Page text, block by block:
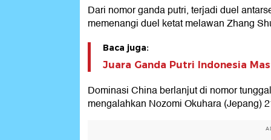
Dari nomor ganda putri, terjadi duel
memenangi duel ketat melawan Zhang
Baca juga:
Juara Ganda Putri Indonesia
Dominasi China berlanjut di nomor
mengalahkan Nozomi Okuhara (Jepang)